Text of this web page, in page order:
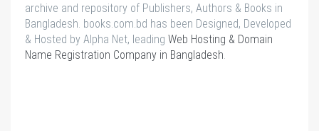
archive and repository of Publishers, Authors & Books in
Bangladesh. books.com.bd has been Designed, Developed
& Hosted by Alpha Net, leading Web Hosting & Domain
Name Registration Company in Bangladesh